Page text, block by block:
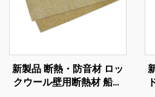
新製品 断熱・防音材 ロッ
クウール壁用断熱材 船舶